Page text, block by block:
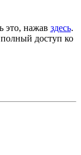
это, нажав здесь.
доступ ко